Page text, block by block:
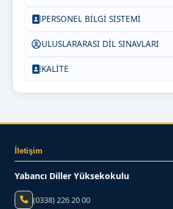
PERSONEL BİLGİ SİSTEMİ
ULUSLARARASI DİL SINAVLARI
KALİTE
İletişim
Yabancı Diller Yüksekokulu
(0338) 226 20 00